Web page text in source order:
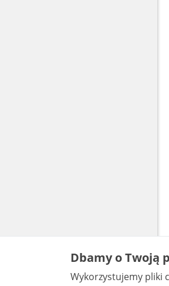
Dbamy o Twoją
Wykorzystujemy pliki